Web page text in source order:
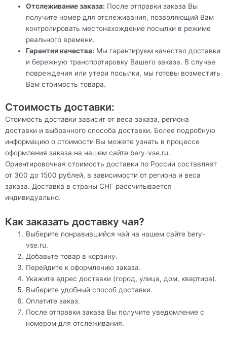
Отслеживание заказа: После отправки заказа Вы
получите номер для отслеживания, позволяющий Вам
контролировать местонахождение посылки в режиме
реального времени.
Гарантия качества: Мы гарантируем качество доставки
и бережную транспортировку Вашего заказа. В случае
повреждения или утери посылки, мы готовы возместить
Вам стоимость товара.
Стоимость доставки:
Стоимость доставки зависит от веса заказа, региона
доставки и выбранного способа доставки. Более подробную
информацию о стоимости Вы можете узнать в процессе
оформления заказа на нашем сайте bery-vse.ru.
Ориентировочная стоимость доставки по России составляет
от 300 до 1500 рублей, в зависимости от региона и веса
заказа. Доставка в страны СНГ рассчитывается
индивидуально.
Как заказать доставку чая?
Выберите понравившийся чай на нашем сайте bery-
vse.ru.
Добавьте товар в корзину.
Перейдите к оформлению заказа.
Укажите адрес доставки (город, улица, дом, квартира).
Выберите удобный способ доставки.
Оплатите заказ.
После отправки заказа Вы получите уведомление с
номером для отслеживания.